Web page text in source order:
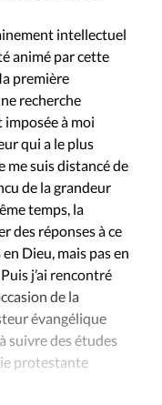
Trait d'Ixène
intellectuel
animé par cette
première
recherche
imposée à moi
qui a le plus
me suis distancé de
de la grandeur
temps, la
des réponses à ce
Dieu, mais pas en
j’ai rencontré
de la
évangélique
suivre des études
protestante